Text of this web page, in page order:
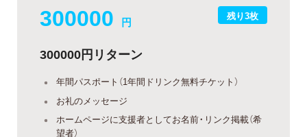
残り3枚
300000 円
300000円リターン
年間パスポート（1年間ドリンク無料チケット）
お礼のメッセージ
ホームページに支援者としてお名前・リンク掲載（希
望者）